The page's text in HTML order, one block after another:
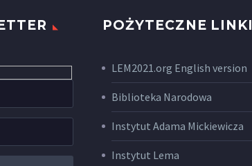
POŻYTECZNE LINKI
LEM2021.org English version
Biblioteka Narodowa
Instytut Adama Mickiewicza
Instytut Lema